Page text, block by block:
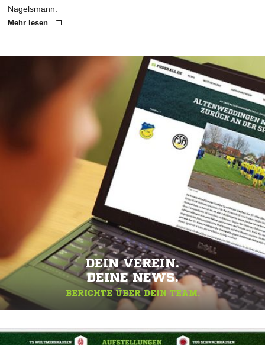
Nagelsmann.
Mehr lesen
DEIN VEREIN.
DEINE NEWS.
BERICHTE ÜBER DEIN TEAM.